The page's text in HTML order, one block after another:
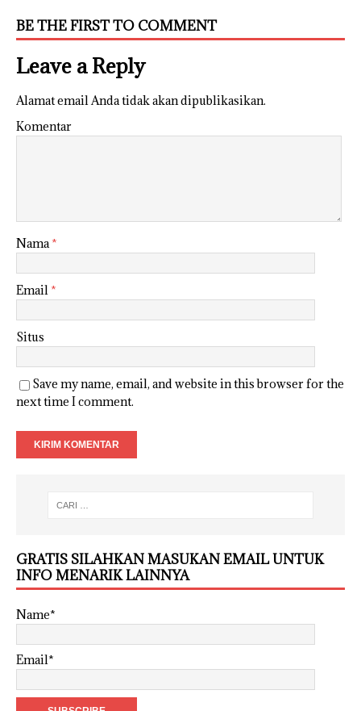
BE THE FIRST TO COMMENT
Leave a Reply
Alamat email Anda tidak akan dipublikasikan.
Komentar
Nama*
Email *
Situs
Save my name, email, and website in this browser for the
next time I comment.
GRATIS SILAHKAN MASUKAN EMAIL UNTUK
INFO MENARIK LAINNYA
Name*
Email*